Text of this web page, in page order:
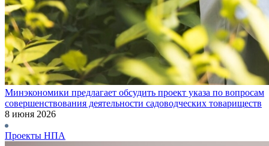
Минэкономики предлагает обсудить проект указа по вопросам
совершенствования деятельности садоводческих товариществ
8 июня 2026
Проекты НПА